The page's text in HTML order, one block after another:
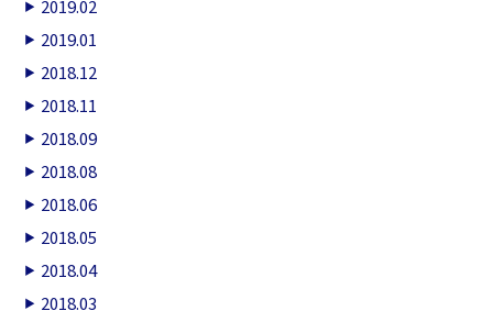
2019.02
2019.01
2018.12
2018.11
2018.09
2018.08
2018.06
2018.05
2018.04
2018.03